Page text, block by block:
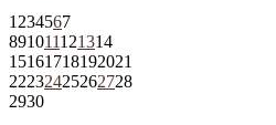
1 234567
891011121314
15161718192021
22232425262728
2930